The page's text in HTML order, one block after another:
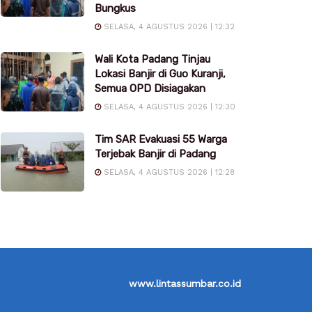
Bungkus
SELASA, 4 AGUSTUS 2026 | 12:32
Wali Kota Padang Tinjau
Lokasi Banjir di Guo Kuranji,
Semua OPD Disiagakan
SELASA, 4 AGUSTUS 2026 | 12:30
Tim SAR Evakuasi 55 Warga
Terjebak Banjir di Padang
SELASA, 4 AGUSTUS 2026 | 12:28
www.lintassumbar.co.id